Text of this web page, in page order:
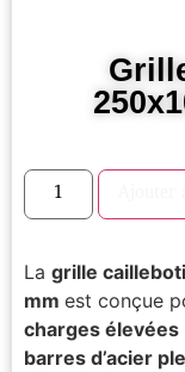
La grille
mm est conçue
charges élevées
barres d’acier